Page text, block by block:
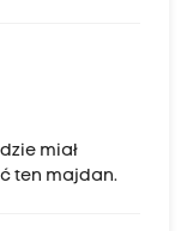
miał
ten majdan.